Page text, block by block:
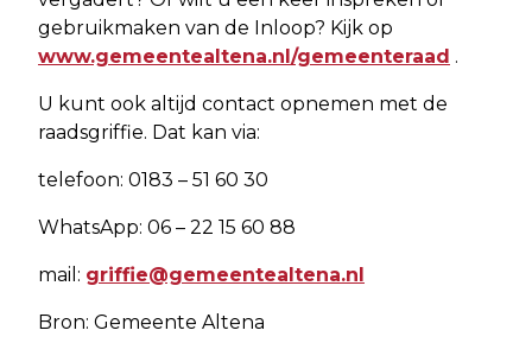
gebruikmaken van de Inloop? Kijk op
www.gemeentealtena.nl/gemeenteraad .
U kunt ook altijd contact opnemen met de
raadsgriffie. Dat kan via:
telefoon: 0183 – 51 60 30
WhatsApp: 06 – 22 15 60 88
mail: griffie@gemeentealtena.nl
Bron: Gemeente Altena